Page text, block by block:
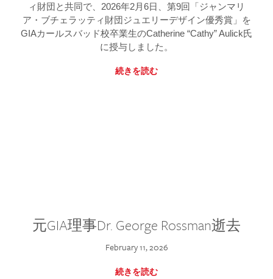
ィ財団と共同で、2026年2月6日、第9回「ジャンマリ
ア・ブチェラッティ財団ジュエリーデザイン優秀賞」を
GIAカールスバッド校卒業生のCatherine “Cathy” Aulick氏
に授与しました。
続きを読む
元GIA理事Dr. George Rossman逝去
February 11, 2026
続きを読む